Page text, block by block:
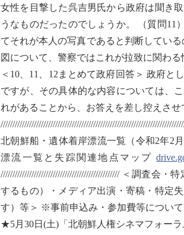
女性を目撃した呉吉男氏から政府は聞き
うなものだったのでしょうか。 （質問
てそれが本人の写真であると判断してい
図について、警察ではこれが拉致に関わ
＜10、11、12まとめて政府回答＞ 政府
ですが、その具体的な内容については、
れがあることから、お答えを差し控えさせ
北朝鮮船・遺体着岸漂流一覧（令和2年2
漂流一覧と失踪関連地点マップ
////////////////////////////////////////////////// ＜調査会
するもの）・メディア出演・寄稿・特定
す）等＞ ※事前申込み・参加費等につい
★5月30日(土)「北朝鮮人権シネマフォー